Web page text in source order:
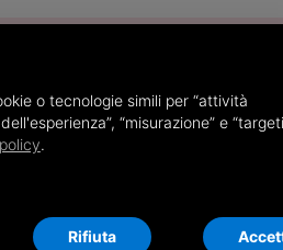
CORRELATI
fatture ai tuoi clienti tramite
o tecnologie simili per “attività
“misurazione” e
.
Rifiuta